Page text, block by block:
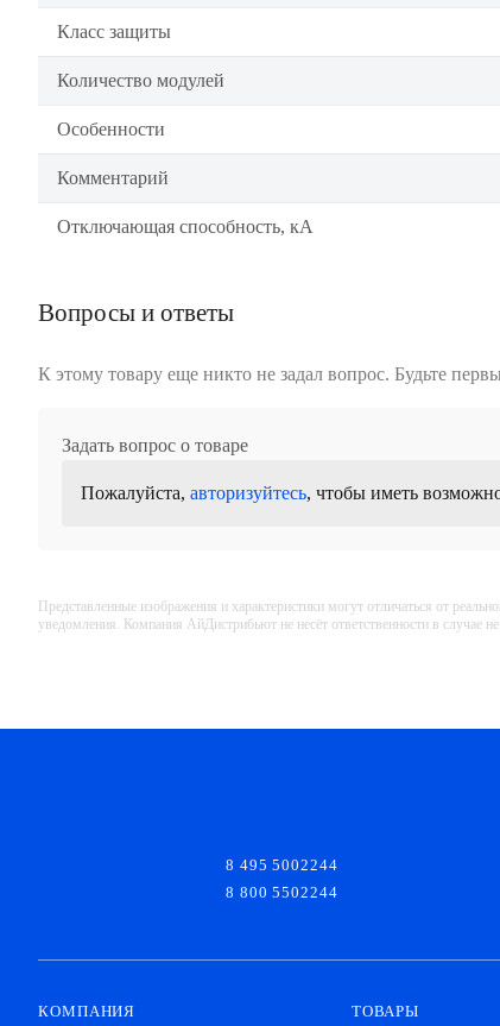
Класс защиты
Количество модулей
Особенности
Комментарий
Отключающая способность, кА
Вопросы и ответы
К этому товару еще никто не задал вопрос. Будьте
Задать вопрос о товаре
Пожалуйста, авторизуйтесь, чтобы иметь
Представленные изображения и характеристики могут отличаться от
уведомления. Компания АйДистрибьют не несёт ответственности в случае
8 495 5002244
8 800 5502244
КОМПАНИЯ ТОВАРЫ